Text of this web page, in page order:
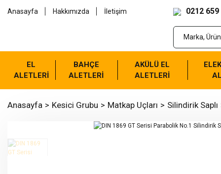
Anasayfa Hakkımızda İletişim 0212 659
EL
ALETLERİ
BAHÇE
ALETLERİ
AKÜLÜ EL
ALETLERİ
Anasayfa Kesici Grubu Matkap Uçları Silindirik Saplı